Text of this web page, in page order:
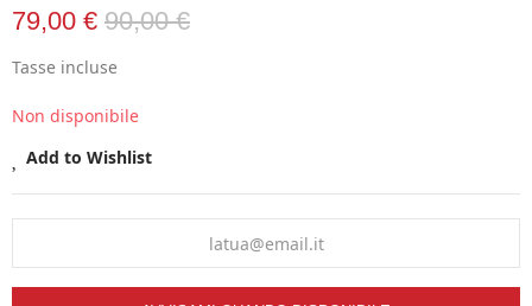
79,00 € 90,00 €
Tasse incluse
Non disponibile
Add to Wishlist